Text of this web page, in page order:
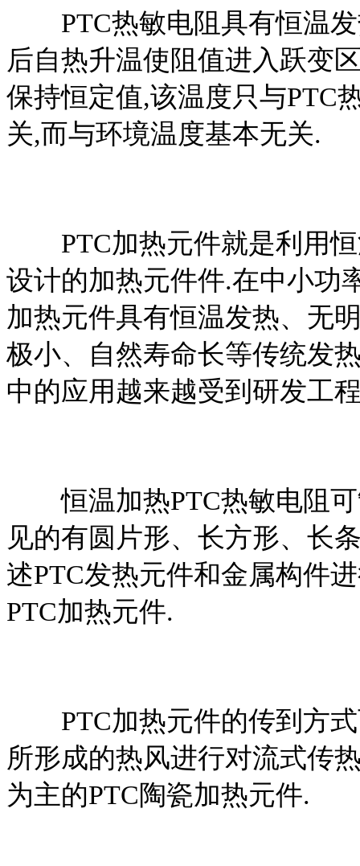
PTC热敏电阻具有恒温发
后自热升温使阻值进入跃变
保持恒定值,该温度只与PTC
关,而与环境温度基本无关.
PTC加热元件就是利用恒
设计的加热元件件.在中小功
加热元件具有恒温发热、无
极小、自然寿命长等传统发
中的应用越来越受到研发工
恒温加热PTC热敏电阻可
见的有圆片形、长方形、长
述PTC发热元件和金属构件
PTC加热元件.
PTC加热元件的传到方式
所形成的热风进行对流式传
为主的PTC陶瓷加热元件.